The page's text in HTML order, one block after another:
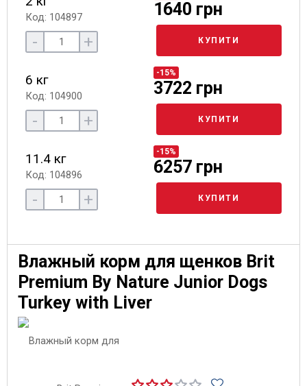
Код: 104897 1640 грн
- + КУПИТИ
6 кг
Код: 104900
-15%
3722 грн
- + КУПИТИ
11.4 кг
Код: 104896
-15%
6257 грн
- + КУПИТИ
Влажный корм для щенков Brit
Premium By Nature Junior Dogs
Turkey with Liver